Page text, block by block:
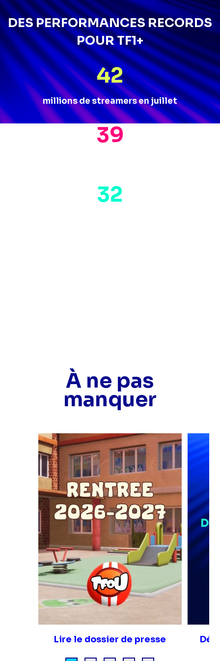
DES PERFORMANCES RECORDS
POUR TF1+
42
millions de streamers en juillet
39
32
À ne pas
manquer
Lire le dossier de presse